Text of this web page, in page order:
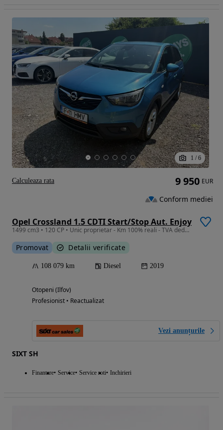
1 / 6
Opel Crossland 1.5 CDTI Start/Stop Aut. Enjoy
1499 cm3 • 120 CP • Unic proprietar - Km 100% reali - TVA deductibil
Promovat Detalii verificate
108 079 km Diesel 2019
Otopeni (Ilfov)
Profesionist • Reactualizat
Vezi anunțurile
SIXT SH
Finantare Service Service roti Inchirieri
9 950 EUR
Conform mediei
Calculeaza rata